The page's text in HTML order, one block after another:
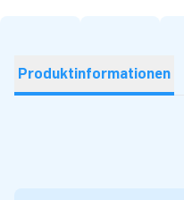
Produktinformationen